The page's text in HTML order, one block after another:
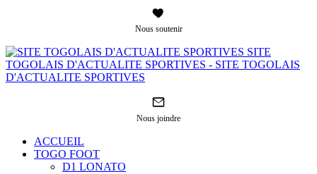
Nous soutenir
SITE
TOGOLAIS D'ACTUALITE SPORTIVES - SITE TOGOLAIS
D'ACTUALITE SPORTIVES
Nous joindre
ACCUEIL
TOGO FOOT
D1 LONATO